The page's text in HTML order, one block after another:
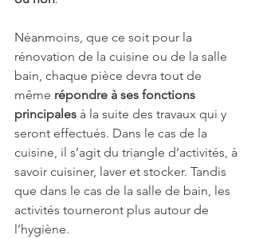
Néanmoins, que ce soit pour la
rénovation de la cuisine ou de la salle
bain, chaque pièce devra tout de
même répondre à ses fonctions
principales à la suite des travaux qui y
seront effectués. Dans le cas de la
cuisine, il s’agit du triangle d’activités, à
savoir cuisiner, laver et stocker. Tandis
que dans le cas de la salle de bain, les
activités tourneront plus autour de
l’hygiène.